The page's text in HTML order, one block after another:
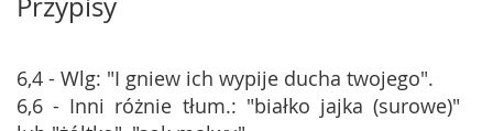
6,4 - Wlg: "I gniew ich wypije ducha twojego".
6,6 - Inni różnie tłum.: "białko jajka (surowe)"